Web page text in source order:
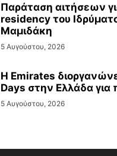
Παράταση αιτήσεων
residency του
Μαμιδάκη
5 Αυγούστου, 2026
Η Emirates
Days στην Ελλάδα
5 Αυγούστου, 2026